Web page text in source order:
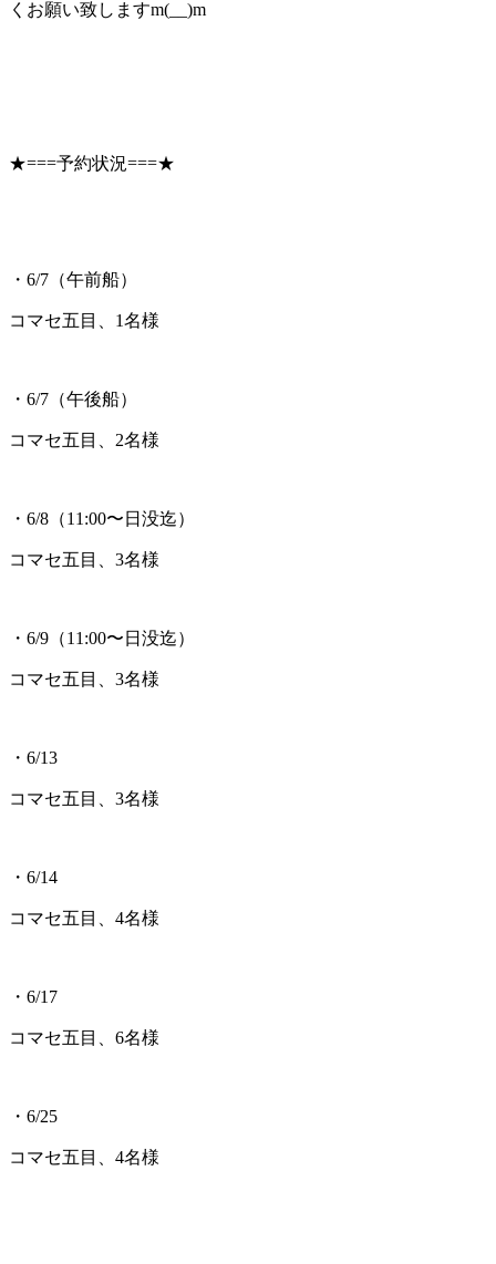
くお願い致しますm(__)m
★===予約状況===★
・6/7（午前船）
コマセ五目、1名様
・6/7（午後船）
コマセ五目、2名様
・6/8（11:00〜日没迄）
コマセ五目、3名様
・6/9（11:00〜日没迄）
コマセ五目、3名様
・6/13
コマセ五目、3名様
・6/14
コマセ五目、4名様
・6/17
コマセ五目、6名様
・6/25
コマセ五目、4名様